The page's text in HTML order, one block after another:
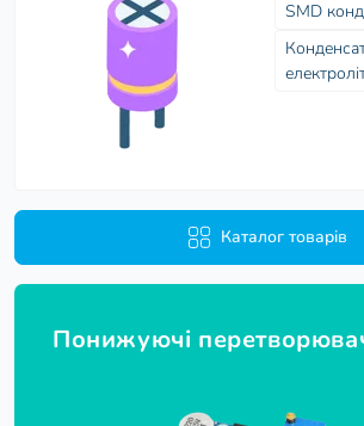
SMD
Каталог товарів
Понижуючі